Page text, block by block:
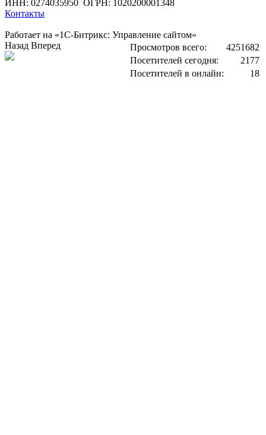
ИНН: 0274035950 ОГРН: 1020200001348
Контакты
Работает на «1С-Битрикс: Управление сайтом»
Просмотров всего:
4251682
Посетителей сегодня:
2177
Посетителей в онлайн:
18
Назад Вперед